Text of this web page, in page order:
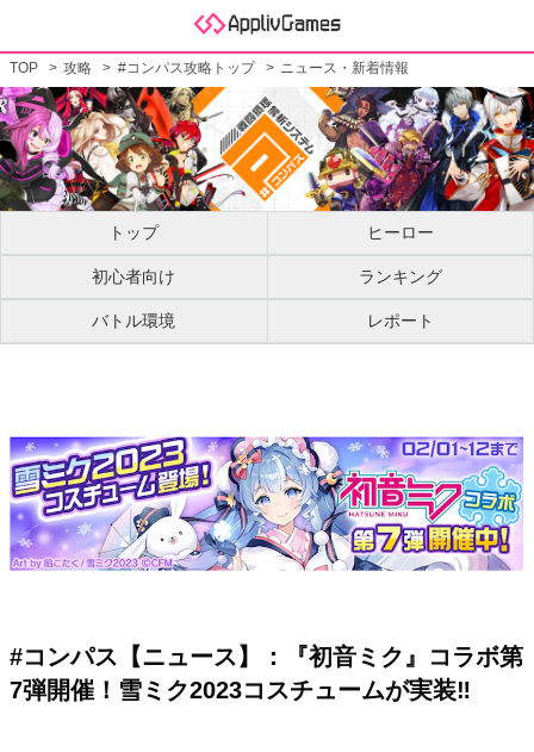
TOP 攻略 #コンパス攻略トップ ニュース・新着情報
トップ ヒーロー
初心者向け ランキング
バトル環境 レポート
#コンパス【ニュース】：『初音ミク』コラボ第
7弾開催！雪ミク2023コスチュームが実装‼️